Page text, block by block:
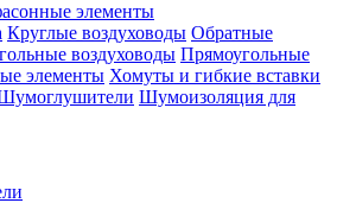
элементы
Круглые воздуховоды Обратные
воздуховоды Прямоугольные
элементы Хомуты и гибкие вставки
Шумоизоляция для